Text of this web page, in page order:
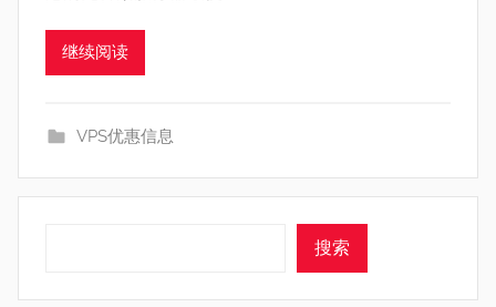
继续阅读
VPS优惠信息
搜索